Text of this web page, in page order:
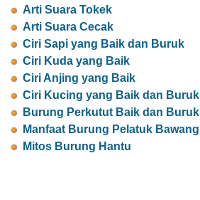
Arti Suara Tokek
Arti Suara Cecak
Ciri Sapi yang Baik dan Buruk
Ciri Kuda yang Baik
Ciri Anjing yang Baik
Ciri Kucing yang Baik dan Buruk
Burung Perkutut Baik dan Buruk
Manfaat Burung Pelatuk Bawang
Mitos Burung Hantu